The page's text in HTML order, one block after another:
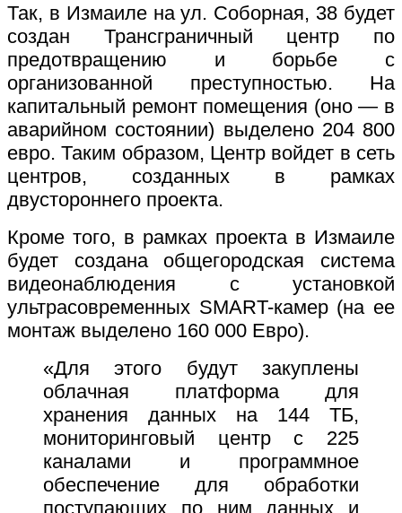
Так, в Измаиле на ул. Соборная, 38 будет
создан Трансграничный центр по
предотвращению и борьбе с
организованной преступностью. На
капитальный ремонт помещения (оно — в
аварийном состоянии) выделено 204 800
евро. Таким образом, Центр войдет в сеть
центров, созданных в рамках
двустороннего проекта.
Кроме того, в рамках проекта в Измаиле
будет создана общегородская система
видеонаблюдения с установкой
ультрасовременных SMART-камер (на ее
монтаж выделено 160 000 Евро).
«Для этого будут закуплены
облачная платформа для
хранения данных на 144 ТБ,
мониторинговый центр с 225
каналами и программное
обеспечение для обработки
поступающих по ним данных и